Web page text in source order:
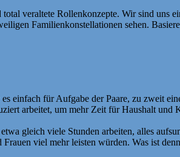
veraltete Rollenkonzepte. Wir sind uns
Familienkonstellationen sehen.
einfach für Aufgabe der Paare, zu zweit
arbeitet, um mehr Zeit für Haushalt und
gleich viele Stunden arbeiten, alles
viel mehr leisten würden. Was ist